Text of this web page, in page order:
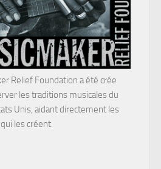
Relief Foundation a été crée
les traditions musicales du
Unis, aidant directement les
les créent.